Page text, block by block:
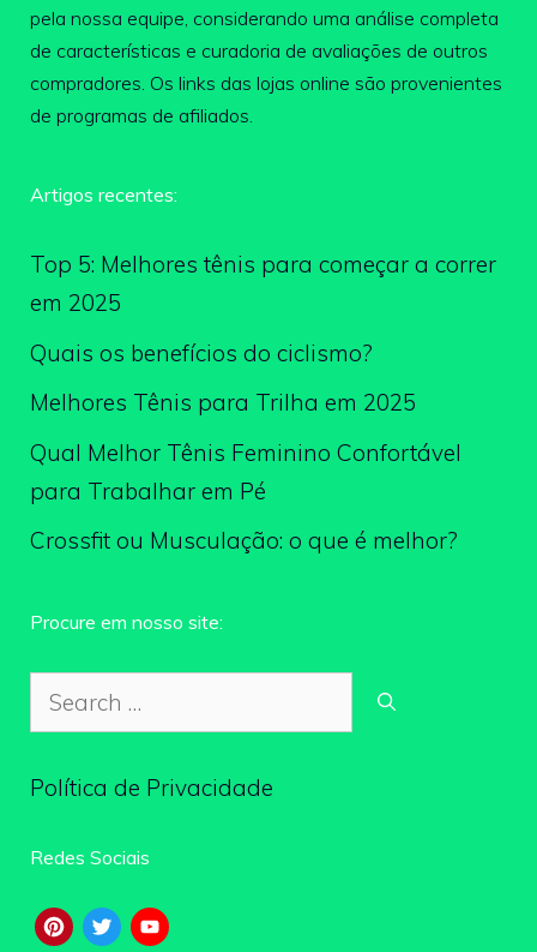
pela nossa equipe, considerando uma análise completa
de características e curadoria de avaliações de outros
compradores. Os links das lojas online são provenientes
de programas de afiliados.
Artigos recentes:
Top 5: Melhores tênis para começar a correr
em 2025
Quais os benefícios do ciclismo?
Melhores Tênis para Trilha em 2025
Qual Melhor Tênis Feminino Confortável
para Trabalhar em Pé
Crossfit ou Musculação: o que é melhor?
Procure em nosso site:
Search
for:
Política de Privacidade
Redes Sociais
Pinterest
Twitter